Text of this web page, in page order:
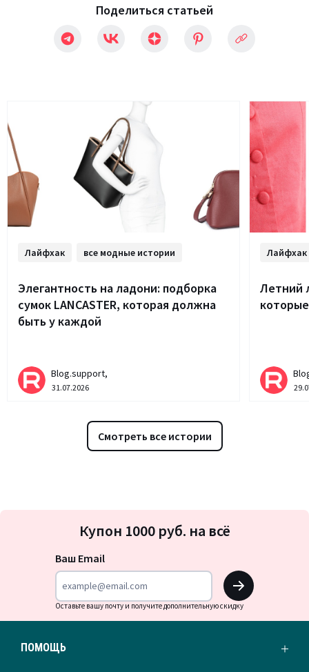
Поделиться статьей
Лайфхак все модные истории
Элегантность на ладони: подборка
сумок LANCASTER, которая должна
быть у каждой
Blog.support,
31.07.2026
Лайфхак
Летний
Смотреть все истории
на
Купон 1000 руб. на всё
Ваш Email
OK
Оставьте вашу почту и получите дополнительную скидку
ПОМОЩЬ